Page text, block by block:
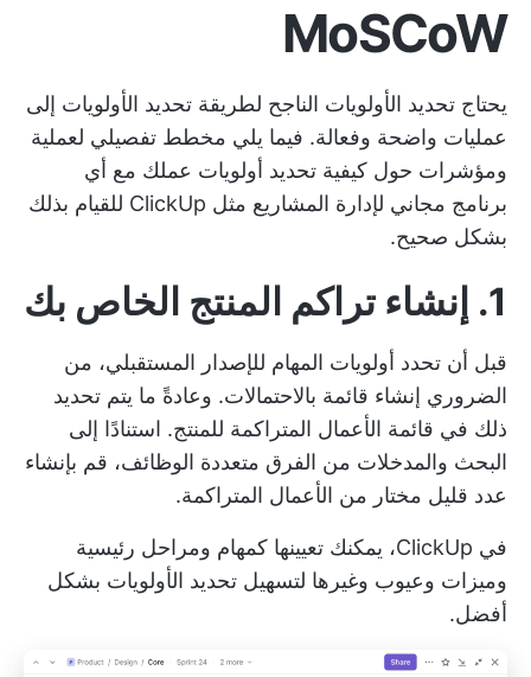
MoSCoW
يحتاج تحديد الأولويات الناجح لطريقة تحديد الأولويات إلى
عمليات واضحة وفعالة. فيما يلي مخطط تفصيلي لعملية
ومؤشرات حول كيفية تحديد أولويات عملك مع أي
برنامج مجاني لإدارة المشاريع
مثل ClickUp للقيام بذلك
بشكل صحيح.
1. إنشاء تراكم المنتج الخاص بك
قبل أن تحدد أولويات المهام للإصدار المستقبلي، من
الضروري إنشاء قائمة بالاحتمالات. وعادةً ما يتم تحديد
ذلك في قائمة الأعمال المتراكمة للمنتج. استنادًا إلى
البحث والمدخلات من الفرق متعددة الوظائف، قم بإنشاء
عدد قليل مختار من الأعمال المتراكمة.
في ClickUp، يمكنك تعيينها كمهام ومراحل رئيسية
وميزات وعيوب وغيرها لتسهيل تحديد الأولويات بشكل
أفضل.